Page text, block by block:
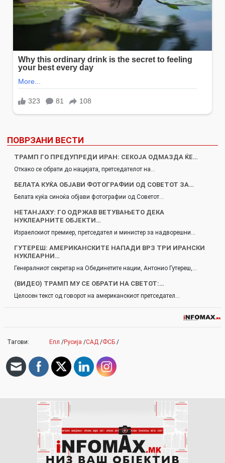
ПОВРЗАНИ ВЕСТИ
ТРАМП ГО ПРЕДУПРЕДИ ИРАН: СЕКОЈА ОДМАЗДА ЌЕ…
Откако се обрати до нацијата, претседателот на…
БЕЛАТА КУЌА ОБЈАВИ ФОТОГРАФИИ ОД СОВЕТОТ ЗА…
Белата куќа синоќа објави фотографии од Советот…
НЕТАНЈАХУ: ГО ОДРЖАВ ВЕТУВАЊЕТО ДЕКА
НУКЛЕАРНИТЕ ОБЈЕКТИ…
Израелскиот премиер, претседател и министер за надворешни…
ГУТЕРЕШ: АМЕРИКАНСКИТЕ НАПАДИ ВРЗ ТРИ ИРАНСКИ
НУКЛЕАРНИ…
Генералниот секретар на Обединетите нации, Антонио Гутереш,…
(ВИДЕО) ТРАМП МУ СЕ ОБРАТИ НА СВЕТОТ:…
Целосен текст од говорот на американскиот претседател…
Тагови: Епл /Русија /САД /ФСБ /